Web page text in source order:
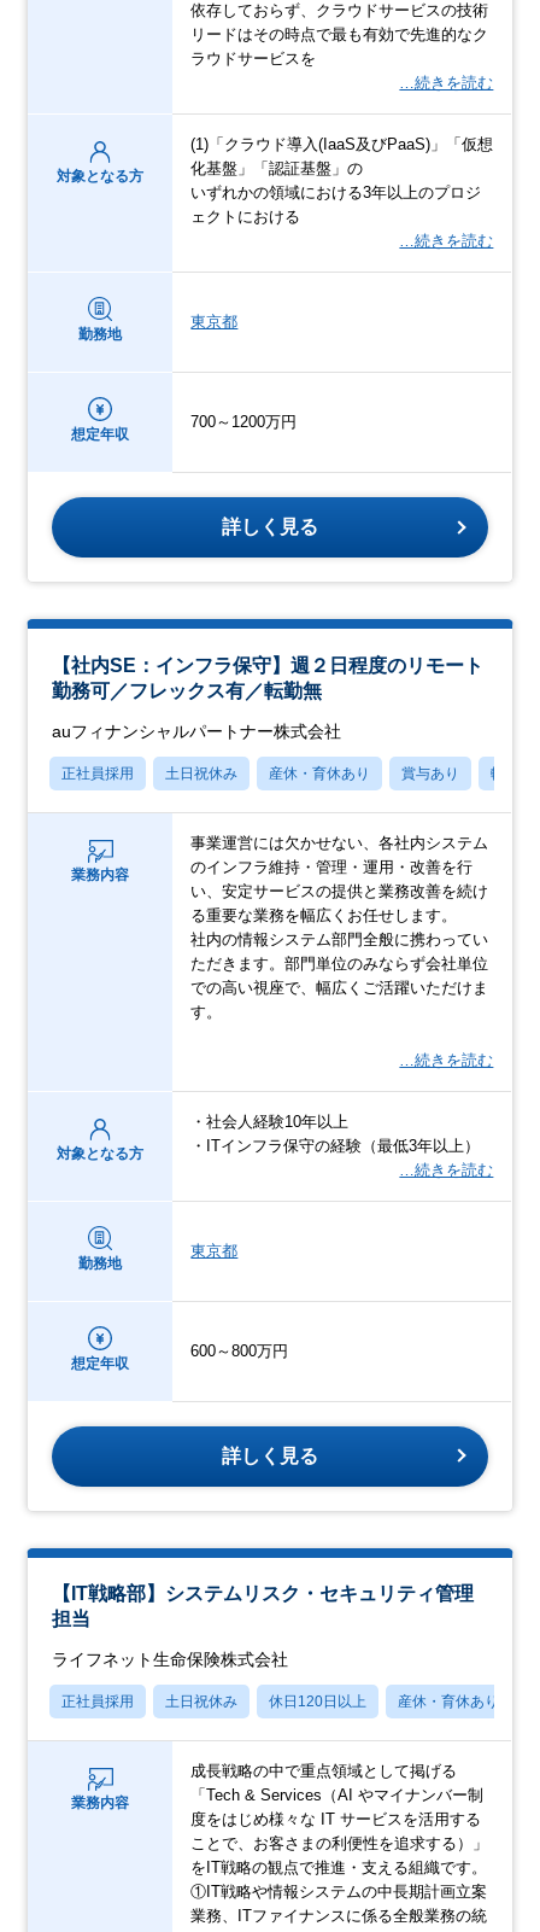
依存しておらず、クラウドサービスの技術
リードはその時点で最も有効で先進的なク
ラウドサービスを
…続きを読む
対象となる方
(1)「クラウド導入(IaaS及びPaaS)」「仮想
化基盤」「認証基盤」の
いずれかの領域における3年以上のプロジ
ェクトにおける
…続きを読む
勤務地
東京都
想定年収
700～1200万円
詳しく見る
【社内SE：インフラ保守】週２日程度のリモート
勤務可／フレックス有／転勤無
auフィナンシャルパートナー株式会社
正社員採用 土日祝休み 産休・育休あり 賞与あり 転勤な
業務内容
事業運営には欠かせない、各社内システム
のインフラ維持・管理・運用・改善を行
い、安定サービスの提供と業務改善を続け
る重要な業務を幅広くお任せします。
社内の情報システム部門全般に携わってい
ただきます。部門単位のみならず会社単位
での高い視座で、幅広くご活躍いただけま
す。
…続きを読む
対象となる方
・社会人経験10年以上
・ITインフラ保守の経験（最低3年以上）
…続きを読む
勤務地
東京都
想定年収
600～800万円
詳しく見る
【IT戦略部】システムリスク・セキュリティ管理
担当
ライフネット生命保険株式会社
正社員採用 土日祝休み 休日120日以上 産休・育休あり
業務内容
成長戦略の中で重点領域として掲げる
「Tech & Services（AI やマイナンバー制
度をはじめ様々な IT サービスを活用する
ことで、お客さまの利便性を追求する）」
をIT戦略の観点で推進・支える組織です。
①IT戦略や情報システムの中長期計画立案
業務、ITファイナンスに係る全般業務の統